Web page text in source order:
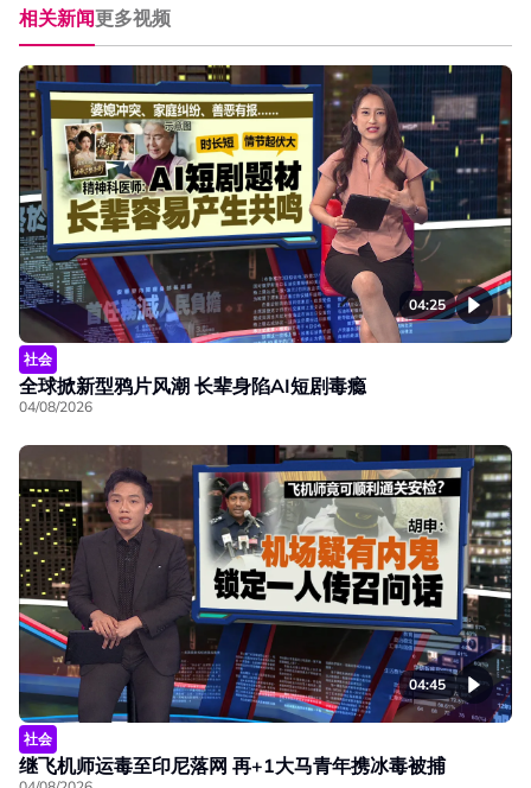
相关新闻更多视频
04:25
社会
全球掀新型鸦片风潮 长辈身陷AI短剧毒瘾
04/08/2026
04:45
社会
继飞机师运毒至印尼落网 再+1大马青年携冰毒被捕